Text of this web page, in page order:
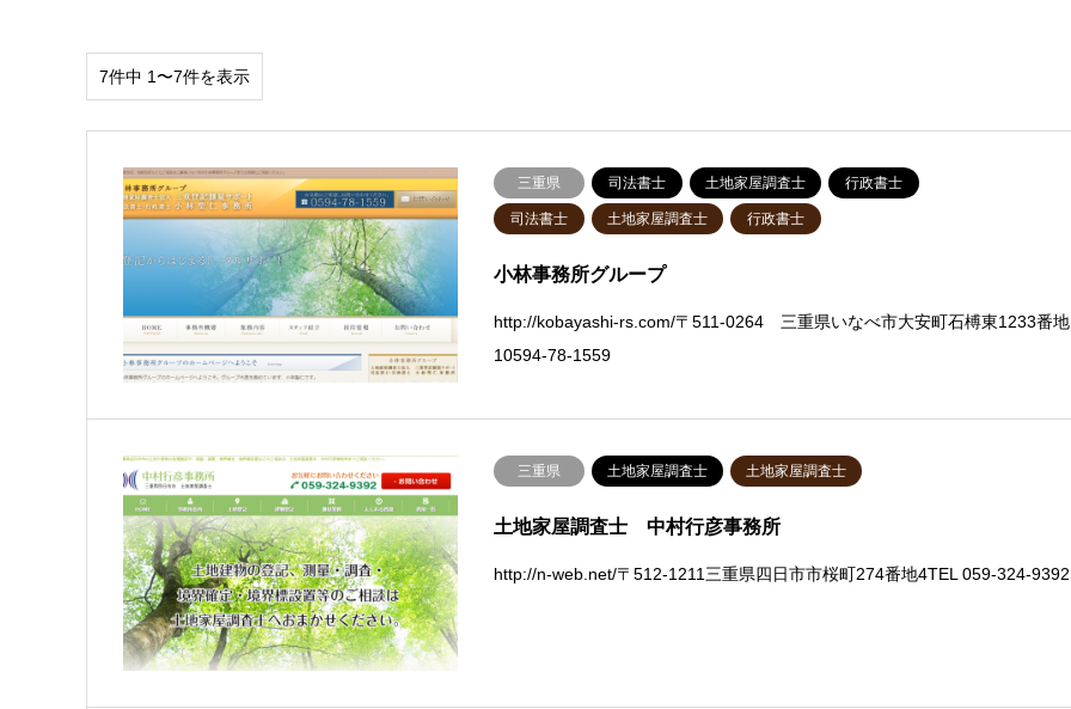
7件中 1〜7件を表示
三重県 司法書士 土地家屋調査士 行政書士
司法書士 土地家屋調査士 行政書士
小林事務所グループ
http://kobayashi-rs.com/〒511-0264 三重県いなべ市大安町石榑東1233番地
10594-78-1559
三重県 土地家屋調査士 土地家屋調査士
土地家屋調査士 中村行彦事務所
http://n-web.net/〒512-1211三重県四日市市桜町274番地4TEL 059-324-9392